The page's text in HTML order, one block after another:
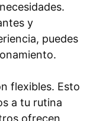
y
puedes
flexibles. Esto
a tu rutina